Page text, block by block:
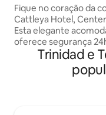
aeroporto e de
Fique no coração da
Cattleya Hotel,
Esta elegante
oferece segurança
estacionamento
academia, acesso à
que você precisa. A
Trinidad e